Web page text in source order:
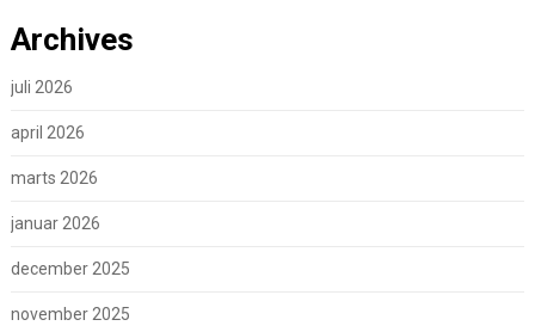
Archives
juli 2026
april 2026
marts 2026
januar 2026
december 2025
november 2025